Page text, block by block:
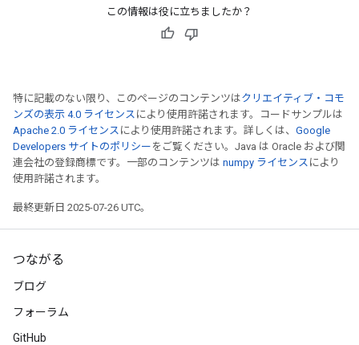
この情報は役に立ちましたか？
特に記載のない限り、このページのコンテンツはクリエイティブ・コモ
ンズの表示 4.0 ライセンス により使用許諾されます。コードサンプルは
Apache 2.0 ライセンス により使用許諾されます。詳しくは、 Google
Developers サイトのポリシー をご覧ください。Java は Oracle および関
連会社の登録商標です。一部のコンテンツは numpy ライセンス により
使用許諾されます。
最終更新日 2025-07-26 UTC。
つながる
ブログ
フォーラム
GitHub